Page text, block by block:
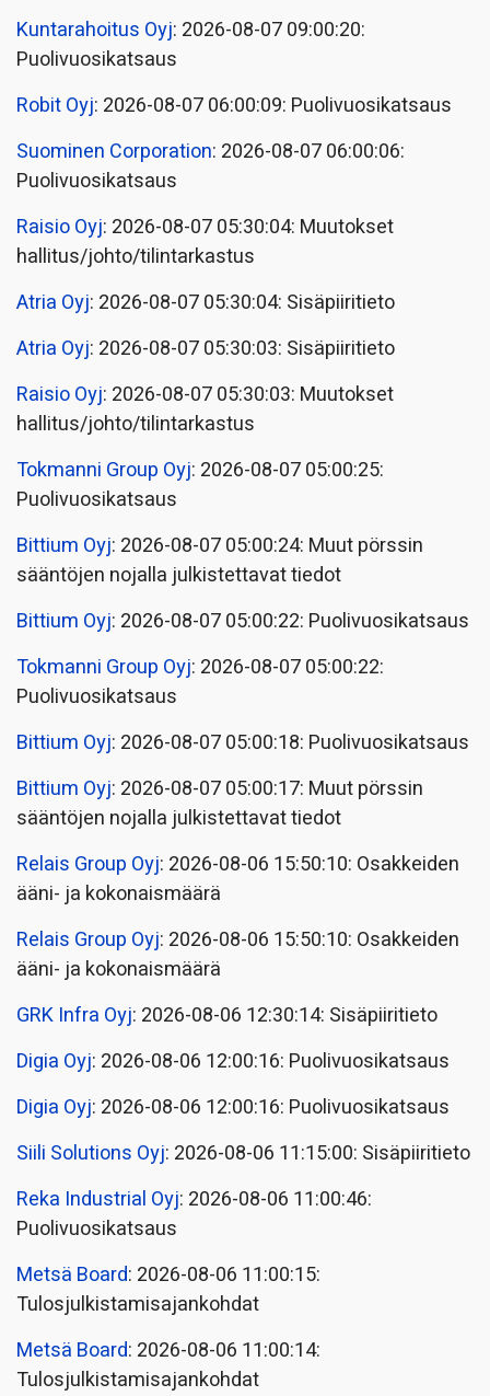
Kuntarahoitus Oyj: 2026-08-07 09:00:20:
Puolivuosikatsaus
Robit Oyj: 2026-08-07 06:00:09: Puolivuosikatsaus
Suominen Corporation: 2026-08-07 06:00:06:
Puolivuosikatsaus
Raisio Oyj: 2026-08-07 05:30:04: Muutokset
hallitus/johto/tilintarkastus
Atria Oyj: 2026-08-07 05:30:04: Sisäpiiritieto
Atria Oyj: 2026-08-07 05:30:03: Sisäpiiritieto
Raisio Oyj: 2026-08-07 05:30:03: Muutokset
hallitus/johto/tilintarkastus
Tokmanni Group Oyj: 2026-08-07 05:00:25:
Puolivuosikatsaus
Bittium Oyj: 2026-08-07 05:00:24: Muut pörssin
sääntöjen nojalla julkistettavat tiedot
Bittium Oyj: 2026-08-07 05:00:22: Puolivuosikatsaus
Tokmanni Group Oyj: 2026-08-07 05:00:22:
Puolivuosikatsaus
Bittium Oyj: 2026-08-07 05:00:18: Puolivuosikatsaus
Bittium Oyj: 2026-08-07 05:00:17: Muut pörssin
sääntöjen nojalla julkistettavat tiedot
Relais Group Oyj: 2026-08-06 15:50:10: Osakkeiden
ääni- ja kokonaismäärä
Relais Group Oyj: 2026-08-06 15:50:10: Osakkeiden
ääni- ja kokonaismäärä
GRK Infra Oyj: 2026-08-06 12:30:14: Sisäpiiritieto
Digia Oyj: 2026-08-06 12:00:16: Puolivuosikatsaus
Digia Oyj: 2026-08-06 12:00:16: Puolivuosikatsaus
Siili Solutions Oyj: 2026-08-06 11:15:00: Sisäpiiritieto
Reka Industrial Oyj: 2026-08-06 11:00:46:
Puolivuosikatsaus
Metsä Board: 2026-08-06 11:00:15:
Tulosjulkistamisajankohdat
Metsä Board: 2026-08-06 11:00:14:
Tulosjulkistamisajankohdat